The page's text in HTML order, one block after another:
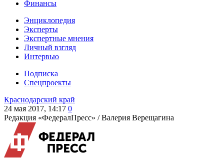
Финансы
Энциклопедия
Эксперты
Экспертные мнения
Личный взгляд
Интервью
Подписка
Спецпроекты
Краснодарский край
24 мая 2017, 14:17 0
Редакция «ФедералПресс» /Валерия Верещагина